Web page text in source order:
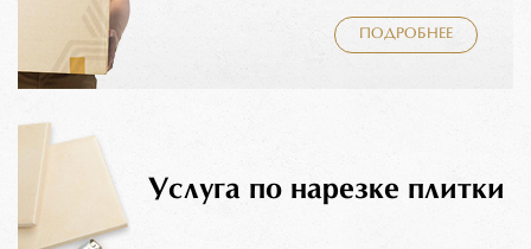
ПОДРОБНЕЕ
Услуга по нарезке плитки